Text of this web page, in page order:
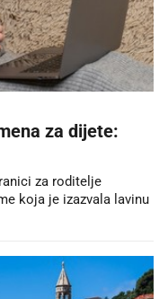
za dijete:
za roditelje
koja je izazvala lavinu